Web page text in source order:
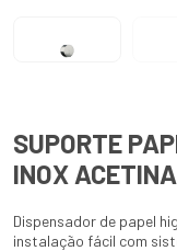
SUPORTE
INOX
Dispensador de papel
instalação fácil com